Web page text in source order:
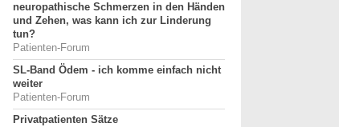
neuropathische Schmerzen in den Händen
und Zehen, was kann ich zur Linderung
tun?
Patienten-Forum
SL-Band Ödem - ich komme einfach nicht
weiter
Patienten-Forum
Privatpatienten Sätze